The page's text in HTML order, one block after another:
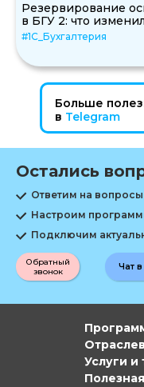
Резервирование
в БГУ 2: что
#1С_Бухгалтерия
Больше
в Telegram
Остались
Ответим на вопросы
Настроим
Подключим
Обратный
звонок
Чат в
Услуги и